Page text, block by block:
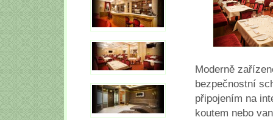
Moderně
bezpečnostní
připojením na
koutem nebo